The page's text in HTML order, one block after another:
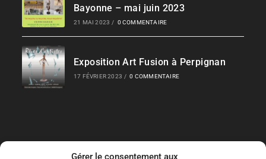
Gérer le consentement aux
Bayonne – mai juin 2023
21 MAI 2023 / 0 COMMENTAIRE
Exposition Art Fusion à Perpignan
17 FÉVRIER 2023 / 0 COMMENTAIRE